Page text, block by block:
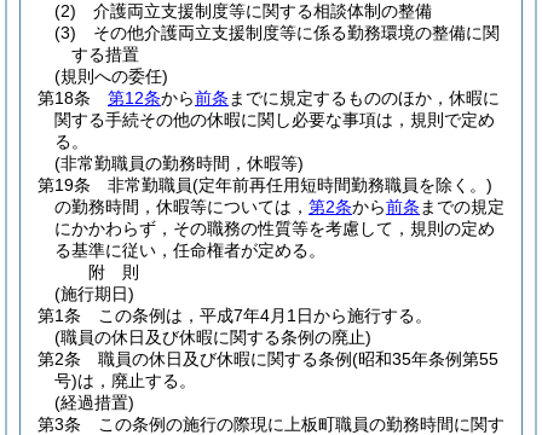
(2)
介護両立支援制度等に関する相談体制の整備
(3)
その他介護両立支援制度等に係る勤務環境の整備に関
する措置
(規則への委任)
第18条
第12条から前条 までに規定するもののほか，休暇に
関する手続その他の休暇に関し必要な事項は，規則で定め
る。
(非常勤職員の勤務時間，休暇等)
第19条
非常勤職員(定年前再任用短時間勤務職員を除く。)
の勤務時間，休暇等については， 第2条から前条 までの規定
にかかわらず，その職務の性質等を考慮して，規則の定め
る基準に従い，任命権者が定める。
附 則
(施行期日)
第1条
この条例は，平成7年4月1日から施行する。
(職員の休日及び休暇に関する条例の廃止)
第2条
職員の休日及び休暇に関する条例(昭和35年条例第55
号)は，廃止する。
(経過措置)
第3条
この条例の施行の際現に上板町職員の勤務時間に関す